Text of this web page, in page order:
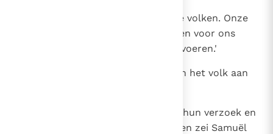
Dan zijn wij gelijk aan alle andere volken. Onze
koning zal rechter over ons zijn en voor ons
uittrekken om onze oorlogen te voeren.'
Samuël hoorde de verlangens van het volk aan
Jahwe zei tot Samuël: `Ga in op hun verzoek en
stel een koning over hen aan.' Toen zei Samuël